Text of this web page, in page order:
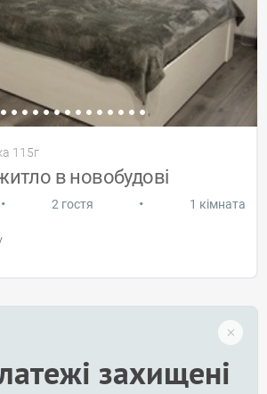
115г
в новобудові
• 2 гостя • 1 кімната
захищені